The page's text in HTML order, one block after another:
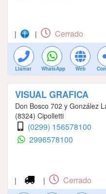
| | Cerrado
Llamar WhatsApp Web
VISUAL GRAFICA
Don Bosco 702 y González
(8324) Cipolletti
(0299) 156578100
2996578100
| | Cerrado